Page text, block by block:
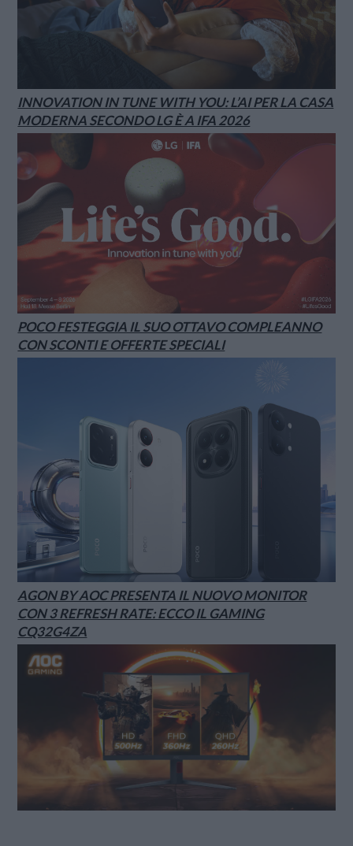
INNOVATION IN TUNE WITH YOU: L’AI PER LA CASA
MODERNA SECONDO LG È A IFA 2026
POCO FESTEGGIA IL SUO OTTAVO COMPLEANNO
CON SCONTI E OFFERTE SPECIALI
AGON BY AOC PRESENTA IL NUOVO MONITOR
CON 3 REFRESH RATE: ECCO IL GAMING
CQ32G4ZA